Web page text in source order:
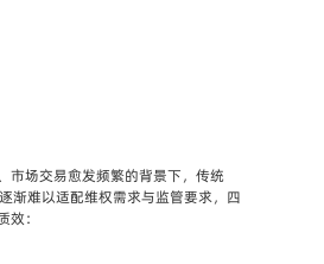
市场交易愈发频繁的背景下， 传统
渐难以适配维权需求与监管要求，四
：